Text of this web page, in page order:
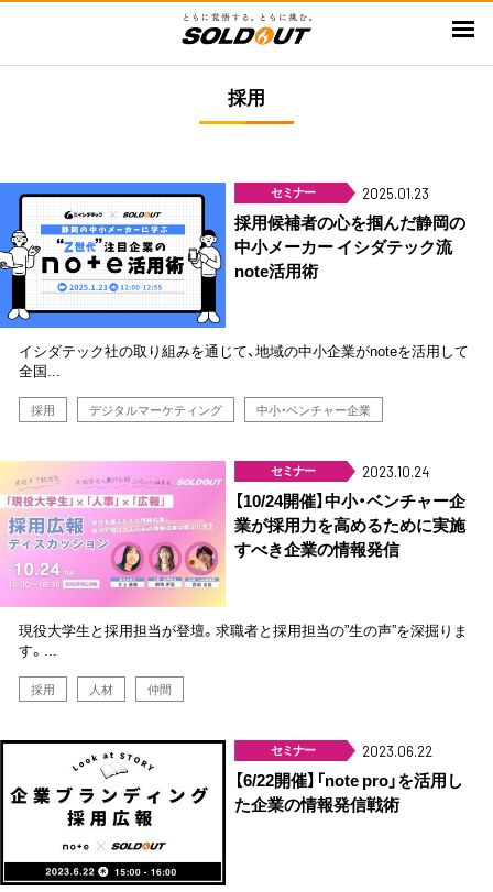
ン
ン
に
移
採用
セミナー 2025.01.23
採用候補者の心を掴んだ静岡の
中小メーカー イシダテック流
note活用術
イシダテック社の取り組みを通じて、地域の中小企業がnoteを活用して
全国...
採用 デジタルマーケティング 中小・ベンチャー企業
セミナー 2023.10.24
【10/24開催】中小・ベンチャー企
業が採用力を高めるために実施
すべき企業の情報発信
現役大学生と採用担当が登壇。求職者と採用担当の”生の声”を深掘りま
す。...
採用 人材 仲間
セミナー 2023.06.22
【6/22開催】「note pro」を活用し
た企業の情報発信戦術